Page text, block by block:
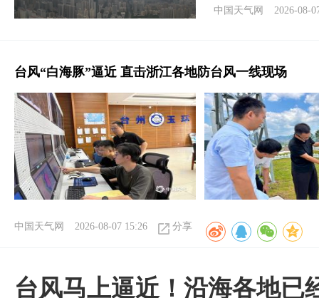
中国天气网 2026-08-
台风“白海豚”逼近 直击浙江各地防台风一线现场
中国天气网 2026-08-07 15:26 分享
台风马上逼近！沿海各地已